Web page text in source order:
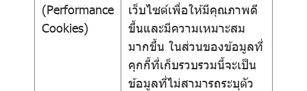
(Performance
Cookies)
เว็บไซต์เพื่อให้มีคุณภาพดี
ขึ้นและมีความเหมาะสม
มากขึ้น ในส่วนของข้อมูลที่
คุกกี้ที่เก็บรวบรวมนี้จะเป็น
ข้อมูลที่ไม่สามารถระบุตัว